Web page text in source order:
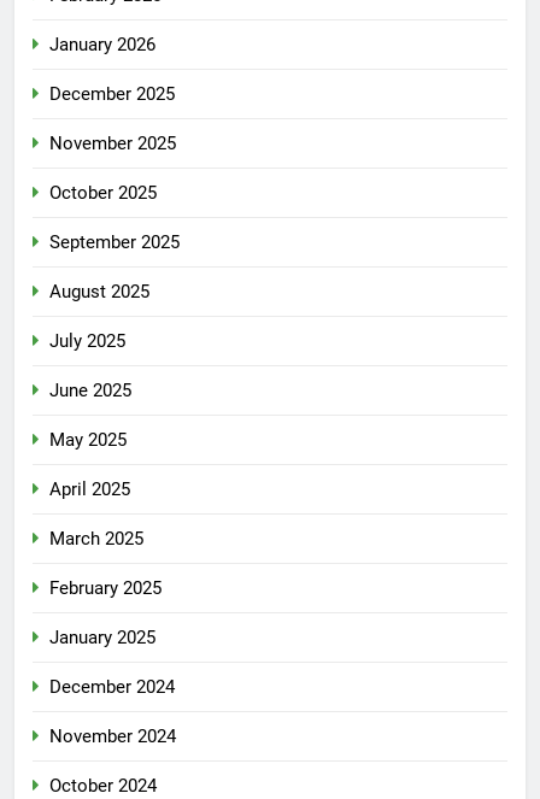
January 2026
December 2025
November 2025
October 2025
September 2025
August 2025
July 2025
June 2025
May 2025
April 2025
March 2025
February 2025
January 2025
December 2024
November 2024
October 2024